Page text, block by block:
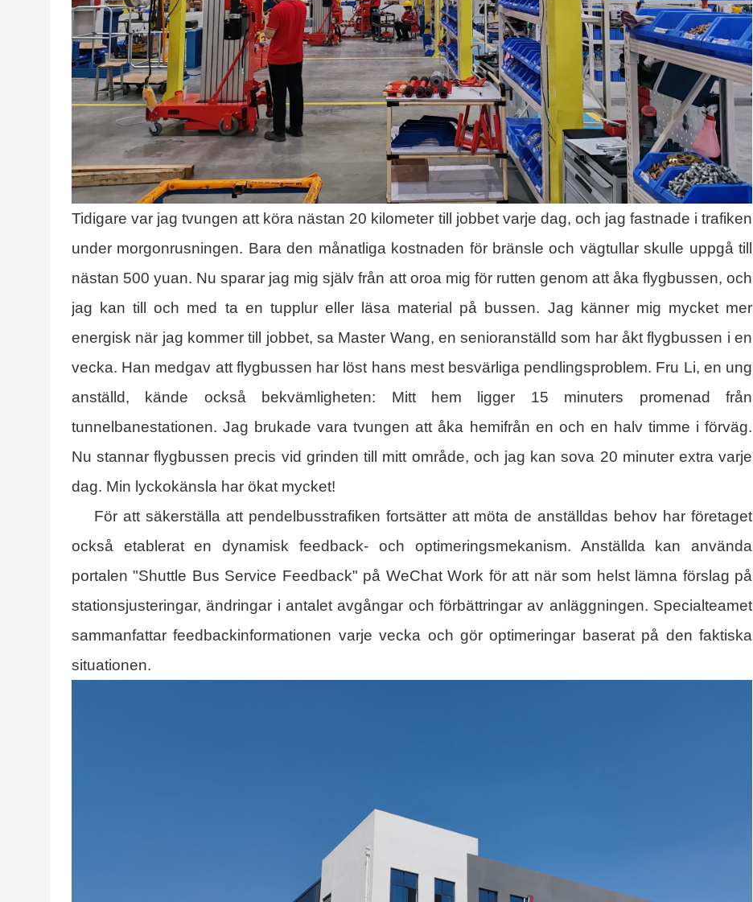
Tidigare var jag tvungen att köra nästan 20 kilometer till jobbet varje dag, och jag fastnade i trafiken
under morgonrusningen. Bara den månatliga kostnaden för bränsle och vägtullar skulle uppgå till
nästan 500 yuan. Nu sparar jag mig själv från att oroa mig för rutten genom att åka flygbussen, och
jag kan till och med ta en tupplur eller läsa material på bussen. Jag känner mig mycket mer
energisk när jag kommer till jobbet, sa Master Wang, en senioranställd som har åkt flygbussen i en
vecka. Han medgav att flygbussen har löst hans mest besvärliga pendlingsproblem. Fru Li, en ung
anställd, kände också bekvämligheten: Mitt hem ligger 15 minuters promenad från
tunnelbanestationen. Jag brukade vara tvungen att åka hemifrån en och en halv timme i förväg.
Nu stannar flygbussen precis vid grinden till mitt område, och jag kan sova 20 minuter extra varje
dag. Min lyckokänsla har ökat mycket!
För att säkerställa att pendelbusstrafiken fortsätter att möta de anställdas behov har företaget
också etablerat en dynamisk feedback- och optimeringsmekanism. Anställda kan använda
portalen "Shuttle Bus Service Feedback" på WeChat Work för att när som helst lämna förslag på
stationsjusteringar, ändringar i antalet avgångar och förbättringar av anläggningen. Specialteamet
sammanfattar feedbackinformationen varje vecka och gör optimeringar baserat på den faktiska
situationen.